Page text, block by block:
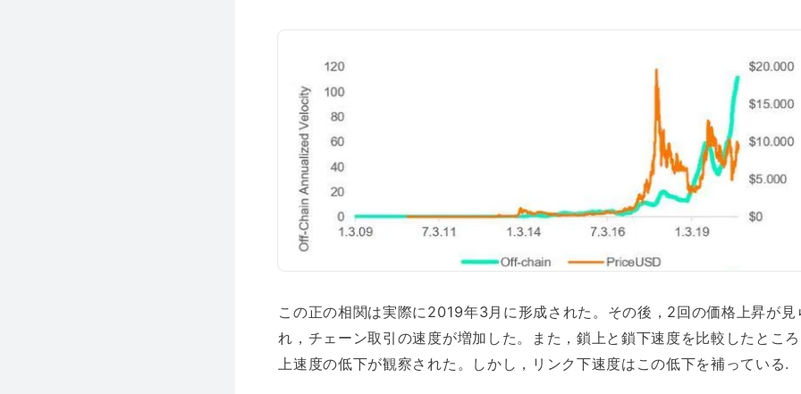
この正の相関は実際に2019年3月に形成された。その後，2回の価格上昇が見
れ，チェーン取引の速度が増加した。また，鎖上と鎖下速度を比較したとこ
上速度の低下が観察された。しかし，リンク下速度はこの低下を補っている.